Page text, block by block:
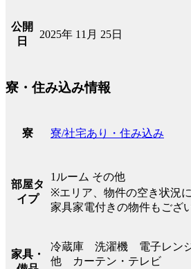
公開
日
2025年 11月 25日
寮・住み込み情報
寮 寮/社宅あり・住み込み
部屋タ
イプ
1ルーム その他
※エリア、物件の空き状況
家具家電付きの物件もござ
家具・
冷蔵庫 洗濯機 電子レン
他 カーテン・テレビ